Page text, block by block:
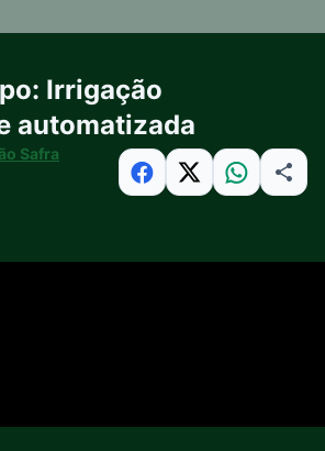
Irrigação
automatizada
Safra